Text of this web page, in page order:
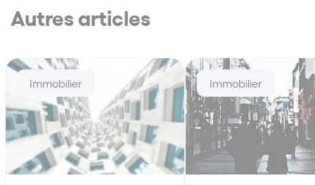
Autres articles
Immobilier Immobilier